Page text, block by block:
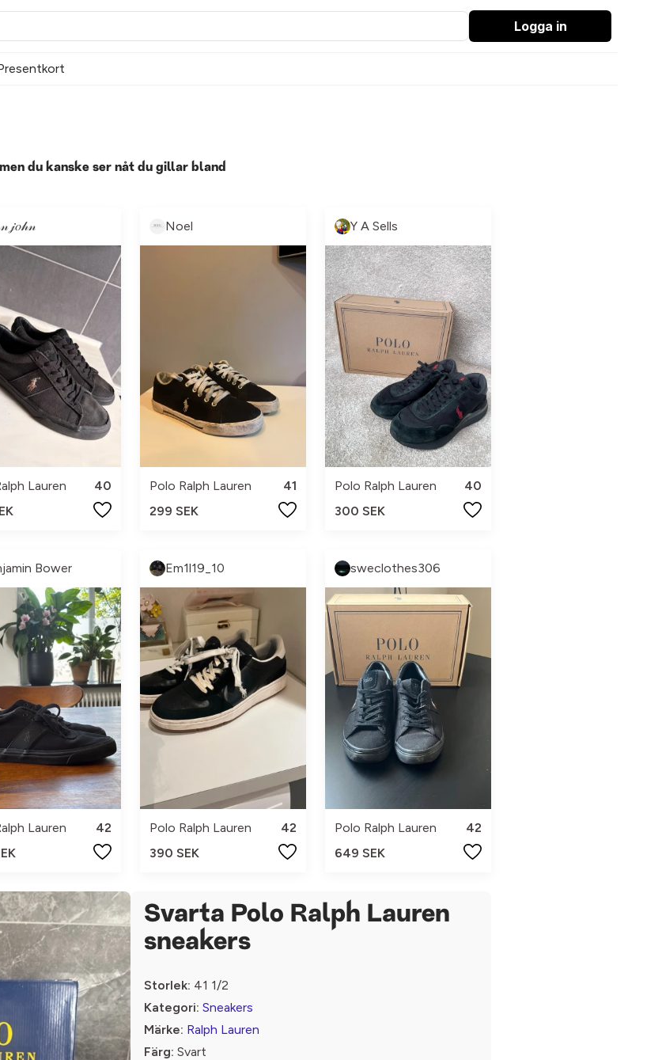
Logga in
du kanske ser nåt du gillar bland
𝒿𝑜𝒽𝓃
Lauren
40
Noel
Polo Ralph Lauren
41
299 SEK
Y A Sells
Polo Ralph Lauren
40
300 SEK
Bower
Lauren
42
Em1l19_10
Polo Ralph Lauren
42
390 SEK
sweclothes306
Polo Ralph Lauren
42
649 SEK
Svarta Polo Ralph Lauren
sneakers
Storlek: 41 1/2
Kategori: Sneakers
Märke: Ralph Lauren
Färg: Svart